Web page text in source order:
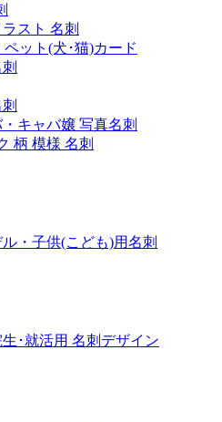
スト 名刺
ット(犬･猫)カード
キャバ嬢 写真名刺
柄 模様 名刺
・子供(こども)用名刺
･就活用 名刺デザイン